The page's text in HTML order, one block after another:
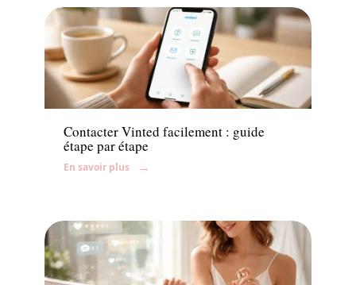
Shopping
Contacter Vinted facilement : guide
étape par étape
En savoir plus